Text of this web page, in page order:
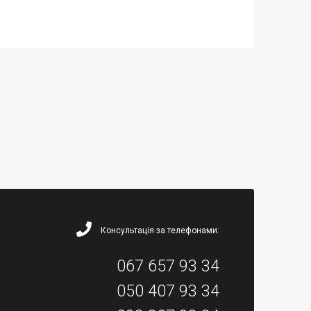
Консультація за телефонами:
067 657 93 34
050 407 93 34